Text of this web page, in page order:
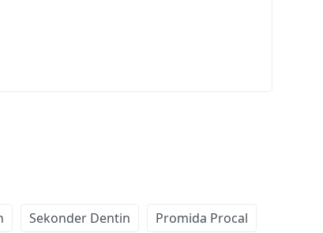
Sekonder Dentin Promida Procal